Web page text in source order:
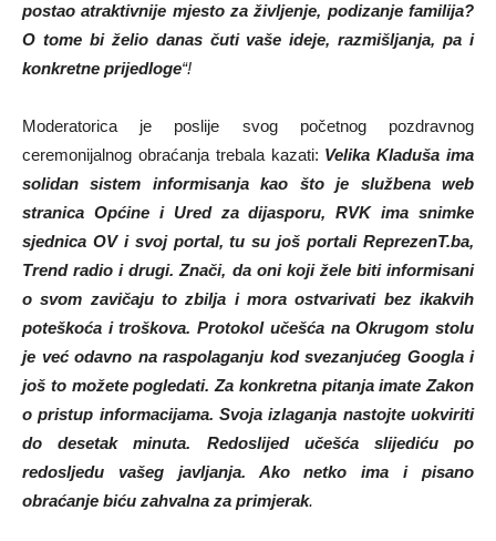
postao atraktivnije mjesto za življenje, podizanje familija?
O tome bi želio danas čuti vaše ideje, razmišljanja, pa i
konkretne prijedloge“!
Moderatorica je poslije svog početnog pozdravnog
ceremonijalnog obraćanja trebala kazati: Velika Kladuša ima
solidan sistem informisanja kao što je službena web
stranica Općine i Ured za dijasporu, RVK ima snimke
sjednica OV i svoj portal, tu su još portali ReprezenT.ba,
Trend radio i drugi. Znači, da oni koji žele biti informisani
o svom zavičaju to zbilja i mora ostvarivati bez ikakvih
poteškoća i troškova. Protokol učešća na Okrugom stolu
je već odavno na raspolaganju kod svezanjućeg Googla i
još to možete pogledati. Za konkretna pitanja imate Zakon
o pristup informacijama. Svoja izlaganja nastojte uokviriti
do desetak minuta. Redoslijed učešća slijediću po
redosljedu vašeg javljanja. Ako netko ima i pisano
obraćanje biću zahvalna za primjerak.